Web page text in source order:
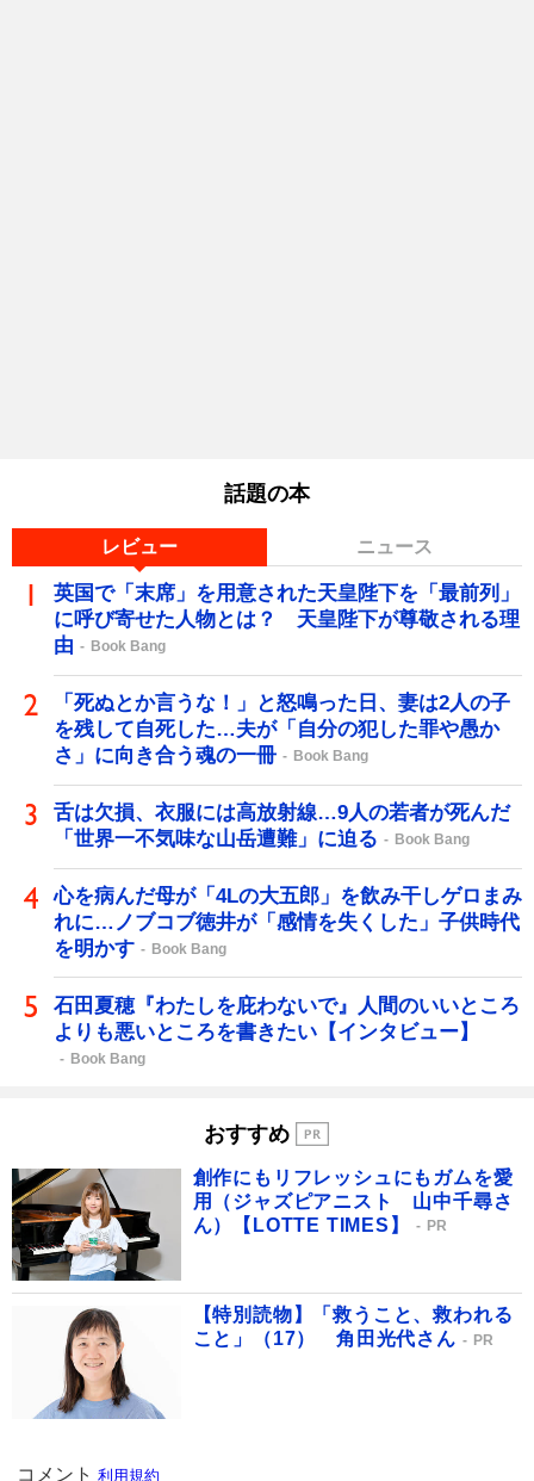
話題の本
レビュー ニュース
英国で「末席」を用意された天皇陛下を「最前列」
に呼び寄せた人物とは？ 天皇陛下が尊敬される理
由
Book Bang
「死ぬとか言うな！」と怒鳴った日、妻は2人の子
を残して自死した…夫が「自分の犯した罪や愚か
さ」に向き合う魂の一冊
Book Bang
舌は欠損、衣服には高放射線…9人の若者が死んだ
「世界一不気味な山岳遭難」に迫る
Book Bang
心を病んだ母が「4Lの大五郎」を飲み干しゲロまみ
れに…ノブコブ徳井が「感情を失くした」子供時代
を明かす
Book Bang
石田夏穂『わたしを庇わないで』人間のいいところ
よりも悪いところを書きたい【インタビュー】
Book Bang
おすすめ
創作にもリフレッシュにもガムを愛
用（ジャズピアニスト 山中千尋さ
ん）【LOTTE TIMES】
PR
【特別読物】「救うこと、救われる
こと」（17） 角田光代さん
PR